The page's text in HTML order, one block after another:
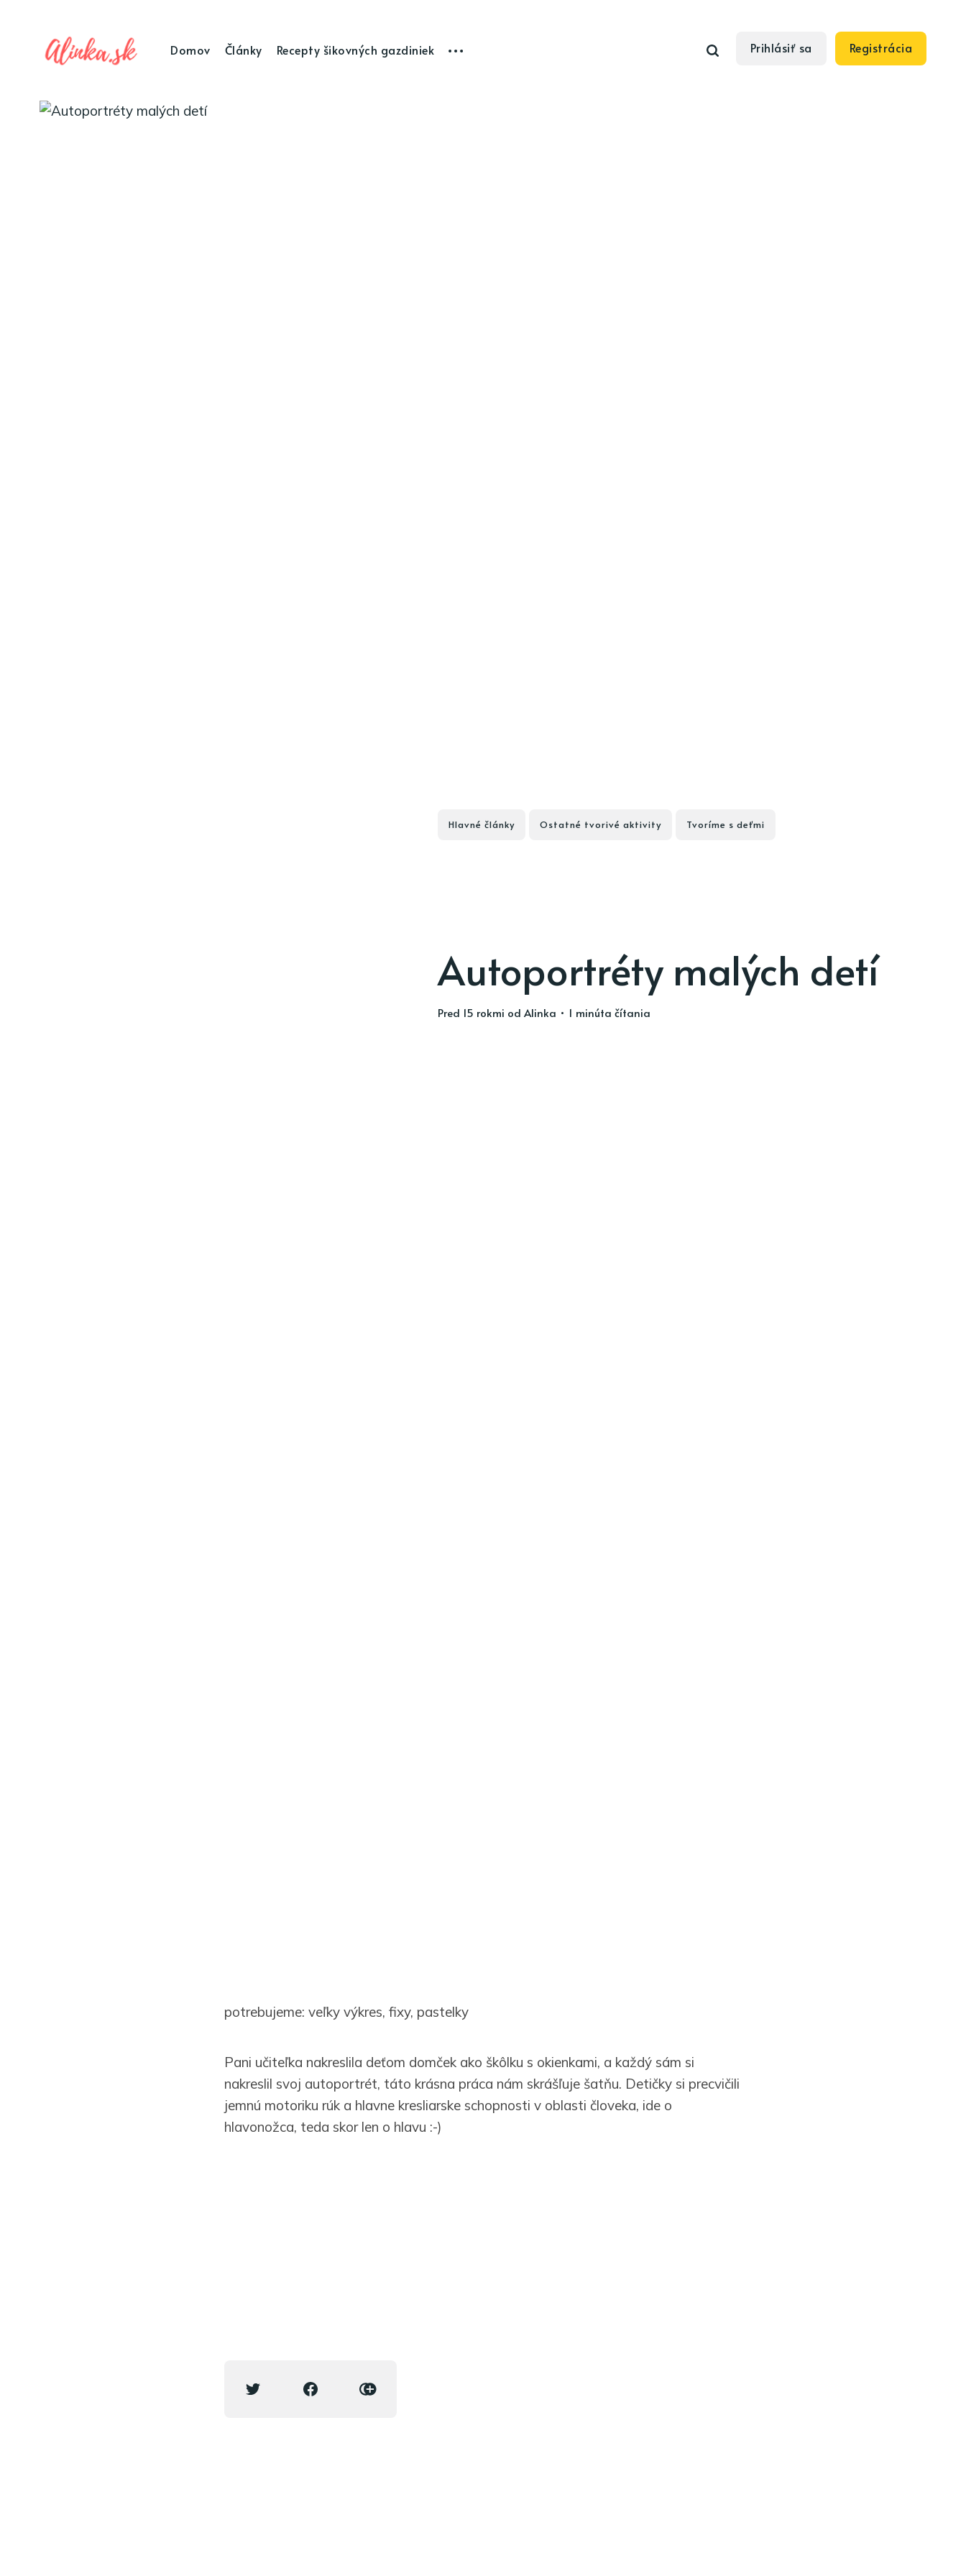
Domov Články Recepty šikovných gazdiniek Prihlásiť sa Registrácia
Hlavné články Ostatné tvorivé aktivity Tvoríme s deťmi
Autoportréty malých detí
pred 15 rokmi od Alinka • 1 minúta čítania
potrebujeme: veľky výkres, fixy, pastelky
Pani učiteľka nakreslila deťom domček ako škôlku s okienkami, a každý sám si
nakreslil svoj autoportrét, táto krásna práca nám skrášľuje šatňu. Detičky si precvičili
jemnú motoriku rúk a hlavne kresliarske schopnosti v oblasti človeka, ide o
hlavonožca, teda skor len o hlavu :-)